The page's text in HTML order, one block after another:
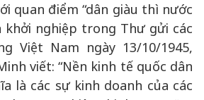
quan điểm “dân giàu thì nước
khởi nghiệp trong Thư gửi các
Việt Nam ngày 13/10/1945,
viết: “Nền kinh tế quốc dân
là các sự kinh doanh của các